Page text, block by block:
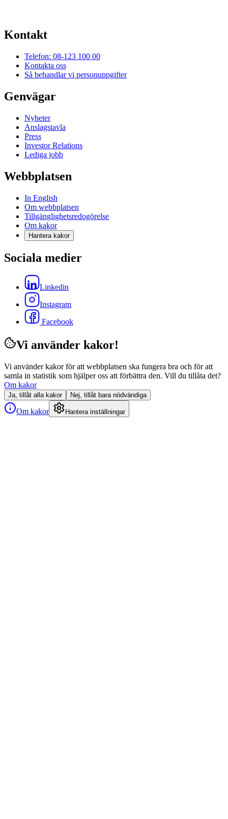
Kontakt
Telefon: 08-123 100 00
Kontakta oss
Så behandlar vi personuppgifter
Genvägar
Nyheter
Anslagstavla
Press
Investor Relations
Lediga jobb
Webbplatsen
In English
Om webbplatsen
Tillgänglighetsredogörelse
Om kakor
Hantera kakor
Sociala medier
Linkedin
Instagram
Facebook
Vi använder kakor!
Vi använder kakor för att webbplatsen ska fungera bra och för att
samla in statistik som hjälper oss att förbättra den. Vill du tillåta det?
Om kakor
Ja, tillåt alla kakor Nej, tillåt bara nödvändiga
Om kakor Hantera inställningar